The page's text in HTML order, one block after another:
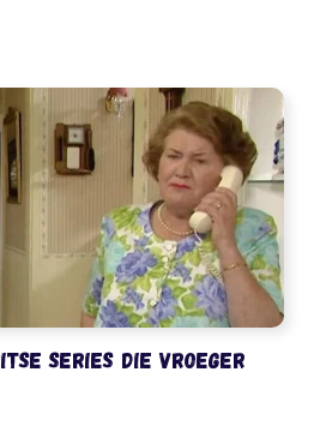
series die vroeger